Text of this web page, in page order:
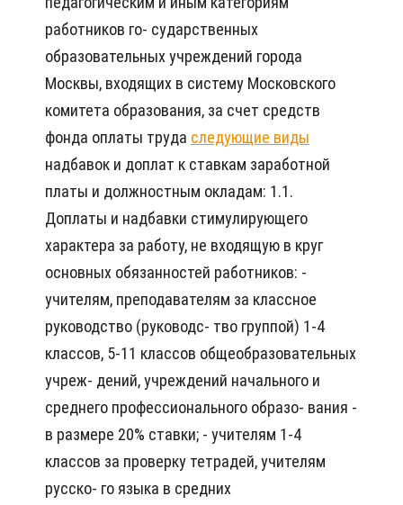
работников го- сударственных
образовательных учреждений города
Москвы, входящих в систему Московского
комитета образования, за счет средств
фонда оплаты труда следующие виды
надбавок и доплат к ставкам заработной
платы и должностным окладам: 1.1.
Доплаты и надбавки стимулирующего
характера за работу, не входящую в круг
основных обязанностей работников: -
учителям, преподавателям за классное
руководство (руководс- тво группой) 1-4
классов, 5-11 классов общеобразовательных
учреж- дений, учреждений начального и
среднего профессионального образо- вания -
в размере 20% ставки; - учителям 1-4
классов за проверку тетрадей, учителям
русско- го языка в средних